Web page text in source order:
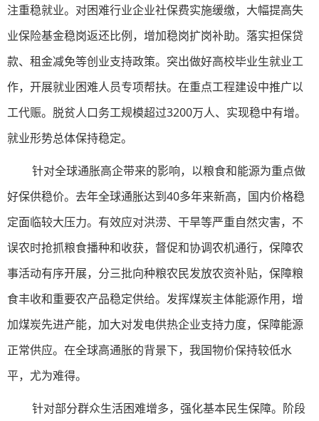
注重稳就业。对困难行业企业社保费实施缓缴，大幅提高失
业保险基金稳岗返还比例，增加稳岗扩岗补助。落实担保贷
款、租金减免等创业支持政策。突出做好高校毕业生就业工
作，开展就业困难人员专项帮扶。在重点工程建设中推广以
工代赈。脱贫人口务工规模超过3200万人、实现稳中有增。
就业形势总体保持稳定。
针对全球通胀高企带来的影响，以粮食和能源为重点做
好保供稳价。去年全球通胀达到40多年来新高，国内价格稳
定面临较大压力。有效应对洪涝、干旱等严重自然灾害，不
误农时抢抓粮食播种和收获，督促和协调农机通行，保障农
事活动有序开展，分三批向种粮农民发放农资补贴，保障粮
食丰收和重要农产品稳定供给。发挥煤炭主体能源作用，增
加煤炭先进产能，加大对发电供热企业支持力度，保障能源
正常供应。在全球高通胀的背景下，我国物价保持较低水
平，尤为难得。
针对部分群众生活困难增多，强化基本民生保障。阶段